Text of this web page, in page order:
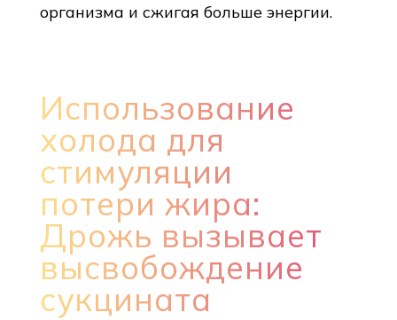
организма и сжигая больше энергии.
Использование
холода для
стимуляции
потери жира:
Дрожь вызывает
высвобождение
сукцината